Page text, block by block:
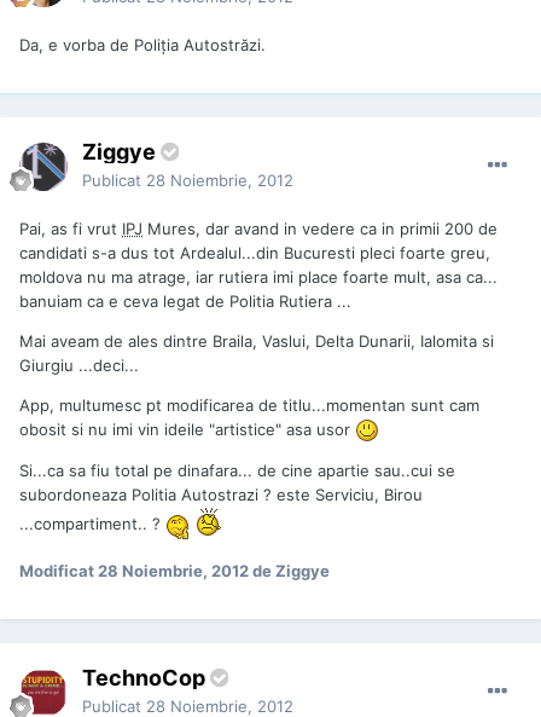
Da, e vorba de Poliția Autostrăzi.
Ziggye
Publicat 28 Noiembrie, 2012
Pai, as fi vrut IPJ Mures, dar avand in vedere ca in primii 200 de
candidati s-a dus tot Ardealul...din Bucuresti pleci foarte greu,
moldova nu ma atrage, iar rutiera imi place foarte mult, asa ca...
banuiam ca e ceva legat de Politia Rutiera ...
Mai aveam de ales dintre Braila, Vaslui, Delta Dunarii, Ialomita si
Giurgiu ...deci...
App, multumesc pt modificarea de titlu...momentan sunt cam
obosit si nu imi vin ideile "artistice" asa usor
Si...ca sa fiu total pe dinafara... de cine apartie sau..cui se
subordoneaza Politia Autostrazi ? este Serviciu, Birou
...compartiment.. ?
Modificat 28 Noiembrie, 2012de Ziggye
TechnoCop
Publicat 28 Noiembrie, 2012